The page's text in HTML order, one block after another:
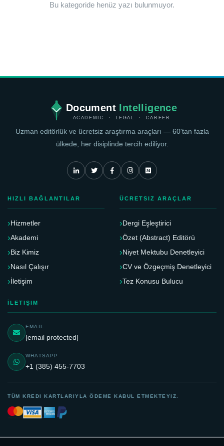
Bu kategoride henüz yazı bulunmuyor.
Document Intelligence
ACADEMIC · LEGAL · CAREER
Uzman editörlük ve ücretsiz araştırma araçları — 60'tan fazla
ülkede, her disiplinde tercih ediliyor.
HIZLI BAĞLANTILAR
Hizmetler
Akademi
Biz Kimiz
Nasıl Çalışır
İletişim
ÜCRETSIZ ARAÇLAR
Dergi Eşleştirici
Özet (Abstract) Editörü
Niyet Mektubu Denetleyici
CV ve Özgeçmiş Denetleyici
Tez Konusu Bulucu
İLETIŞIM
EMAIL
[email protected]
WHATSAPP
+1 (385) 455-7703
TÜM KREDI KARTLARIYLA ÖDEME KABUL ETMEKTEYIZ.